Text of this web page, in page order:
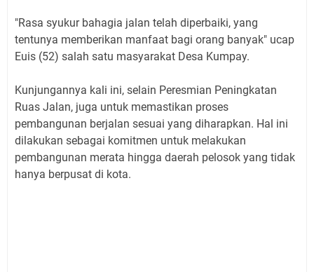
"Rasa syukur bahagia jalan telah diperbaiki, yang
tentunya memberikan manfaat bagi orang banyak" ucap
Euis (52) salah satu masyarakat Desa Kumpay.
Kunjungannya kali ini, selain Peresmian Peningkatan
Ruas Jalan, juga untuk memastikan proses
pembangunan berjalan sesuai yang diharapkan. Hal ini
dilakukan sebagai komitmen untuk melakukan
pembangunan merata hingga daerah pelosok yang tidak
hanya berpusat di kota.